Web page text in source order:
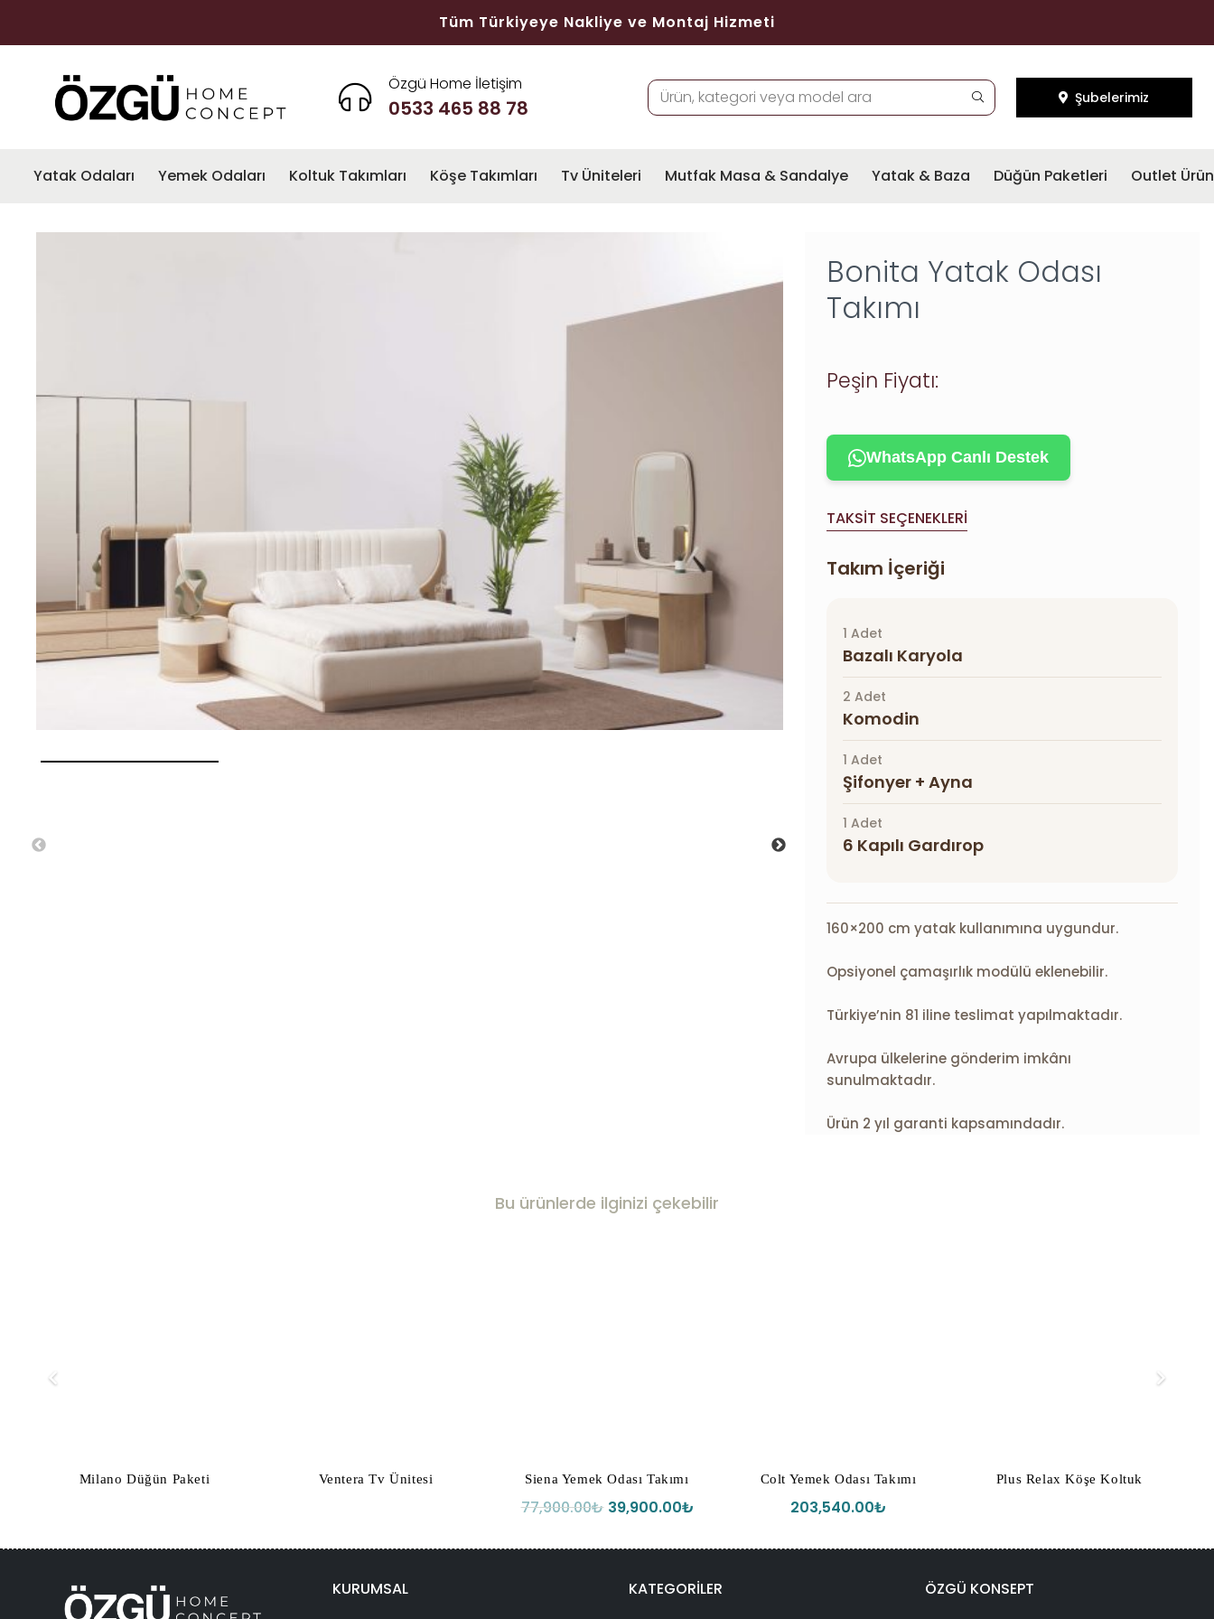
Tüm Türkiyeye Nakliye ve Montaj Hizmeti
Özgü Home İletişim
0533 465 88 78 Şubelerimiz
Yatak Odaları Yemek Odaları Koltuk Takımları Köşe Takımları Tv Üniteleri Mutfak Masa & Sandalye Yatak & Baza Düğün Paketleri Outlet
Bonita Yatak Odası
Takımı
Peşin Fiyatı:
WhatsApp Canlı Destek
TAKSIT SEÇENEKLERI
Takım İçeriği
1 Adet
Bazalı Karyola
2 Adet
Komodin
1 Adet
Şifonyer + Ayna
1 Adet
6 Kapılı Gardırop
160×200 cm yatak kullanımına uygundur.
Opsiyonel çamaşırlık modülü eklenebilir.
Türkiye’nin 81 iline teslimat yapılmaktadır.
Avrupa ülkelerine gönderim imkânı
sunulmaktadır.
Ürün 2 yıl garanti kapsamındadır.
Bu ürünlerde ilginizi çekebilir
fiyat:
Milano Düğün Paketi Ventera Tv Ünitesi Siena Yemek Odası Takımı
77,900.00₺ Orijinal
77,900.00₺.
39,900.00₺Şu
fiyat:
Colt Yemek Odası Takımı
203,540.00₺
Plus Relax Köşe Koltuk
KURUMSAL KATEGORİLER ÖZGÜ KONSEPT